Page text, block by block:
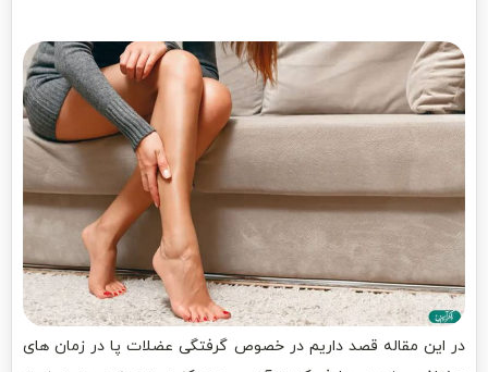
در این مقاله قصد داریم در خصوص گرفتگی عضلات پا در زمان های